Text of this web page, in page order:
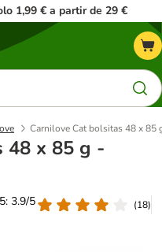
1,99 € a partir de 29 €
Carnilove Cat bolsitas 48 x 85
48 x 85 g -
3.9/5
(18)